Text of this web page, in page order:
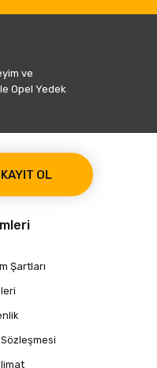
ve
Opel Yedek
KAYIT OL
Şartları